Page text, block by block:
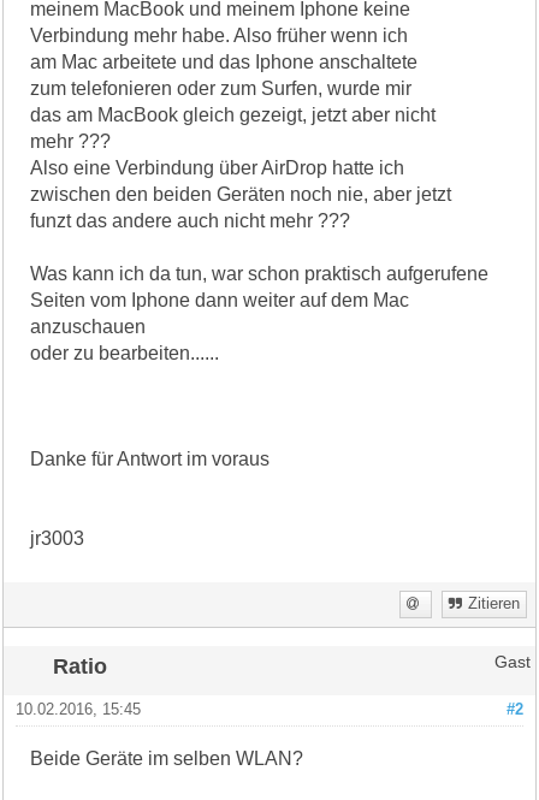
meinem MacBook und meinem Iphone keine
Verbindung mehr habe. Also früher wenn ich
am Mac arbeitete und das Iphone anschaltete
zum telefonieren oder zum Surfen, wurde mir
das am MacBook gleich gezeigt, jetzt aber nicht
mehr ???
Also eine Verbindung über AirDrop hatte ich
zwischen den beiden Geräten noch nie, aber jetzt
funzt das andere auch nicht mehr ???
Was kann ich da tun, war schon praktisch aufgerufene
Seiten vom Iphone dann weiter auf dem Mac
anzuschauen
oder zu bearbeiten......
Danke für Antwort im voraus
jr3003
Zitieren
Ratio Gast
#2
10.02.2016, 15:45
Beide Geräte im selben WLAN?